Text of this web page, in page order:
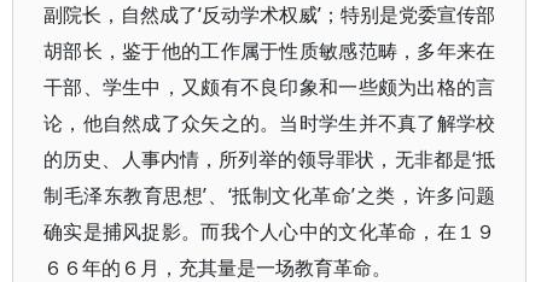
副院长，自然成了‘反动学术权威’；特别是党委宣传部
胡部长，鉴于他的工作属于性质敏感范畴，多年来在
干部、学生中，又颇有不良印象和一些颇为出格的言
论，他自然成了众矢之的。当时学生并不真了解学校
的历史、人事内情，所列举的领导罪状，无非都是‘抵
制毛泽东教育思想’、‘抵制文化革命’之类，许多问题
确实是捕风捉影。而我个人心中的文化革命，在１９
６６年的６月，充其量是一场教育革命。